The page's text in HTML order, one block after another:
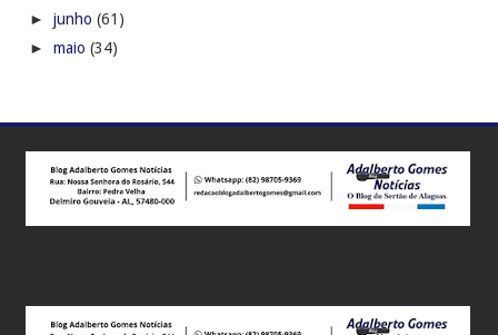
► junho (61)
► maio (34)